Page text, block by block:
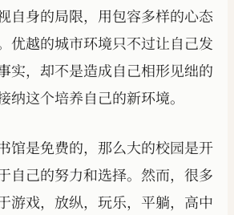
自身的局限，用包容多样的心态
优越的城市环境只不过让自己发
实，却不是造成自己相形见绌的
纳这个培养自己的新环境。
馆是免费的，那么大的校园是开
自己的努力和选择。然而，很多
游戏，放纵，玩乐，平躺，高中